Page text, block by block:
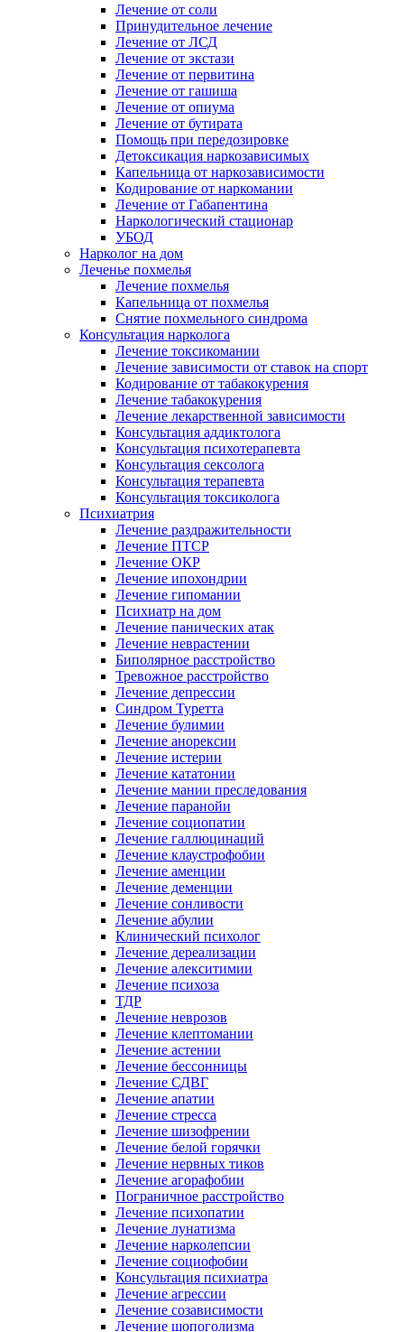
Лечение от соли
Принудительное лечение
Лечение от ЛСД
Лечение от экстази
Лечение от первитина
Лечение от гашиша
Лечение от опиума
Лечение от бутирата
Помощь при передозировке
Детоксикация наркозависимых
Капельница от наркозависимости
Кодирование от наркомании
Лечение от Габапентина
Наркологический стационар
УБОД
Нарколог на дом
Леченье похмелья
Лечение похмелья
Капельница от похмелья
Снятие похмельного синдрома
Консультация нарколога
Лечение токсикомании
Лечение зависимости от ставок на спорт
Кодирование от табакокурения
Лечение табакокурения
Лечение лекарственной зависимости
Консультация аддиктолога
Консультация психотерапевта
Консультация сексолога
Консультация терапевта
Консультация токсиколога
Психиатрия
Лечение раздражительности
Лечение ПТСР
Лечение ОКР
Лечение ипохондрии
Лечение гипомании
Психиатр на дом
Лечение панических атак
Лечение неврастении
Биполярное расстройство
Тревожное расстройство
Лечение депрессии
Синдром Туретта
Лечение булимии
Лечение анорексии
Лечение истерии
Лечение кататонии
Лечение мании преследования
Лечение паранойи
Лечение социопатии
Лечение галлюцинаций
Лечение клаустрофобии
Лечение аменции
Лечение деменции
Лечение сонливости
Лечение абулии
Клинический психолог
Лечение дереализации
Лечение алекситимии
Лечение психоза
ТДР
Лечение неврозов
Лечение клептомании
Лечение астении
Лечение бессонницы
Лечение СДВГ
Лечение апатии
Лечение стресса
Лечение шизофрении
Лечение белой горячки
Лечение нервных тиков
Лечение агорафобии
Пограничное расстройство
Лечение психопатии
Лечение лунатизма
Лечение нарколепсии
Лечение социофобии
Консультация психиатра
Лечение агрессии
Лечение созависимости
Лечение шопоголизма